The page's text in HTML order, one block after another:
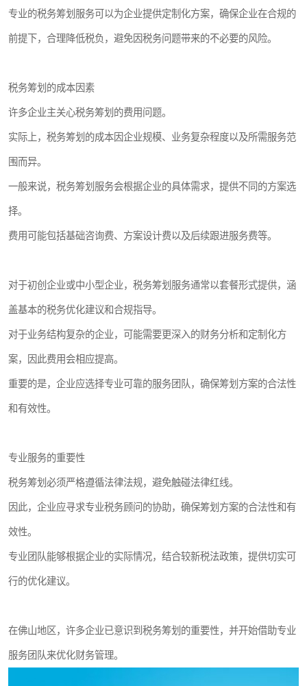
专业的税务筹划服务可以为企业提供定制化方案，确保企业在合规的
前提下，合理降低税负，避免因税务问题带来的不必要的风险。
税务筹划的成本因素
许多企业主关心税务筹划的费用问题。
实际上，税务筹划的成本因企业规模、业务复杂程度以及所需服务范
围而异。
一般来说，税务筹划服务会根据企业的具体需求，提供不同的方案选
择。
费用可能包括基础咨询费、方案设计费以及后续跟进服务费等。
对于初创企业或中小型企业，税务筹划服务通常以套餐形式提供，涵
盖基本的税务优化建议和合规指导。
对于业务结构复杂的企业，可能需要更深入的财务分析和定制化方
案，因此费用会相应提高。
重要的是，企业应选择专业可靠的服务团队，确保筹划方案的合法性
和有效性。
专业服务的重要性
税务筹划必须严格遵循法律法规，避免触碰法律红线。
因此，企业应寻求专业税务顾问的协助，确保筹划方案的合法性和有
效性。
专业团队能够根据企业的实际情况，结合较新税法政策，提供切实可
行的优化建议。
在佛山地区，许多企业已意识到税务筹划的重要性，并开始借助专业
服务团队来优化财务管理。